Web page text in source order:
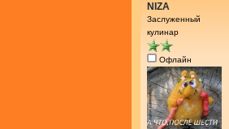
NIZA
Заслуженный
кулинар
Офлайн